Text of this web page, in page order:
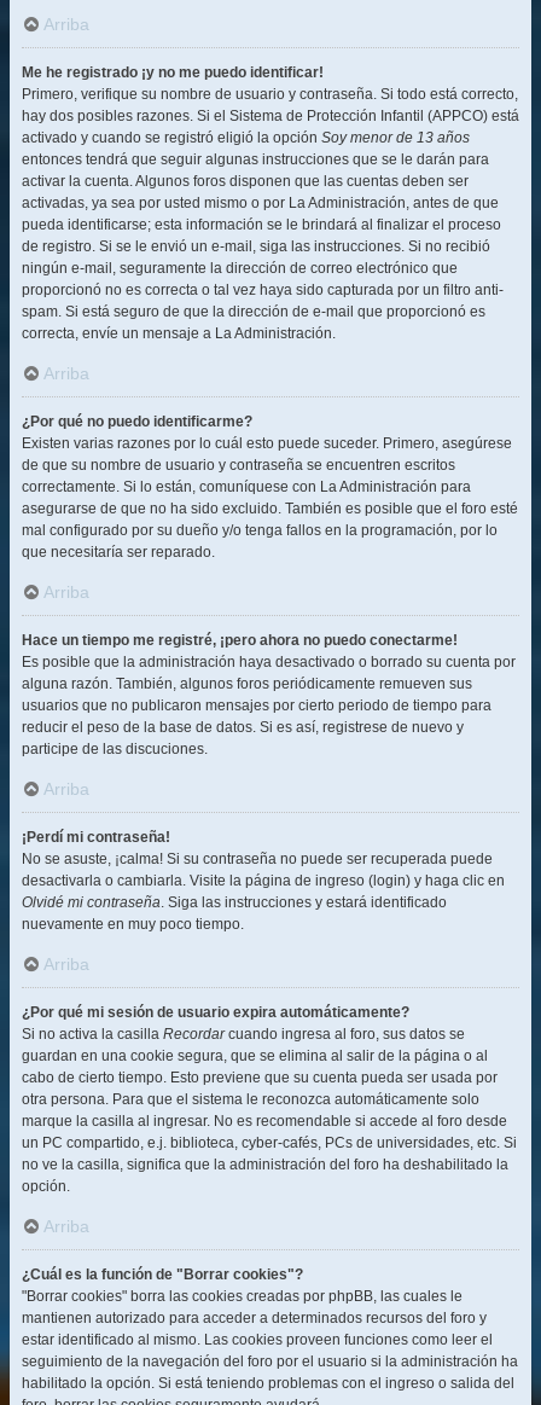
Arriba
Me he registrado ¡y no me puedo identificar!
Primero, verifique su nombre de usuario y contraseña. Si todo está correcto,
hay dos posibles razones. Si el Sistema de Protección Infantil (APPCO) está
activado y cuando se registró eligió la opción Soy menor de 13 años
entonces tendrá que seguir algunas instrucciones que se le darán para
activar la cuenta. Algunos foros disponen que las cuentas deben ser
activadas, ya sea por usted mismo o por La Administración, antes de que
pueda identificarse; esta información se le brindará al finalizar el proceso
de registro. Si se le envió un e-mail, siga las instrucciones. Si no recibió
ningún e-mail, seguramente la dirección de correo electrónico que
proporcionó no es correcta o tal vez haya sido capturada por un filtro anti-
spam. Si está seguro de que la dirección de e-mail que proporcionó es
correcta, envíe un mensaje a La Administración.
Arriba
¿Por qué no puedo identificarme?
Existen varias razones por lo cuál esto puede suceder. Primero, asegúrese
de que su nombre de usuario y contraseña se encuentren escritos
correctamente. Si lo están, comuníquese con La Administración para
asegurarse de que no ha sido excluido. También es posible que el foro esté
mal configurado por su dueño y/o tenga fallos en la programación, por lo
que necesitaría ser reparado.
Arriba
Hace un tiempo me registré, ¡pero ahora no puedo conectarme!
Es posible que la administración haya desactivado o borrado su cuenta por
alguna razón. También, algunos foros periódicamente remueven sus
usuarios que no publicaron mensajes por cierto periodo de tiempo para
reducir el peso de la base de datos. Si es así, registrese de nuevo y
participe de las discuciones.
Arriba
¡Perdí mi contraseña!
No se asuste, ¡calma! Si su contraseña no puede ser recuperada puede
desactivarla o cambiarla. Visite la página de ingreso (login) y haga clic en
Olvidé mi contraseña. Siga las instrucciones y estará identificado
nuevamente en muy poco tiempo.
Arriba
¿Por qué mi sesión de usuario expira automáticamente?
Si no activa la casilla Recordarcuando ingresa al foro, sus datos se
guardan en una cookie segura, que se elimina al salir de la página o al
cabo de cierto tiempo. Esto previene que su cuenta pueda ser usada por
otra persona. Para que el sistema le reconozca automáticamente solo
marque la casilla al ingresar. No es recomendable si accede al foro desde
un PC compartido, e.j. biblioteca, cyber-cafés, PCs de universidades, etc. Si
no ve la casilla, significa que la administración del foro ha deshabilitado la
opción.
Arriba
¿Cuál es la función de "Borrar cookies"?
"Borrar cookies" borra las cookies creadas por phpBB, las cuales le
mantienen autorizado para acceder a determinados recursos del foro y
estar identificado al mismo. Las cookies proveen funciones como leer el
seguimiento de la navegación del foro por el usuario si la administración ha
habilitado la opción. Si está teniendo problemas con el ingreso o salida del